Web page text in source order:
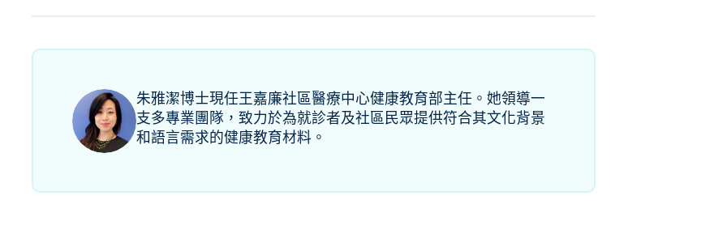
朱雅潔博士現任王嘉廉社區醫療中心健康教育部主任。她領導一
支多專業團隊，致力於為就診者及社區民眾提供符合其文化背景
和語言需求的健康教育材料。